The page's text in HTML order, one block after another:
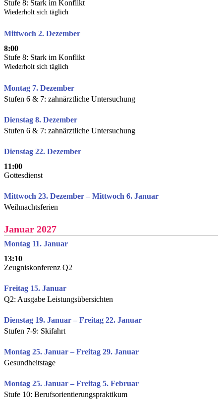
Stufe 8: Stark im Konflikt
Wiederholt sich täglich
Mittwoch 2. Dezember
8:00
Stufe 8: Stark im Konflikt
Wiederholt sich täglich
Montag 7. Dezember
Stufen 6 & 7: zahnärztliche Untersuchung
Dienstag 8. Dezember
Stufen 6 & 7: zahnärztliche Untersuchung
Dienstag 22. Dezember
11:00
Gottesdienst
Mittwoch 23. Dezember – Mittwoch 6. Januar
Weihnachtsferien
Januar 2027
Montag 11. Januar
13:10
Zeugniskonferenz Q2
Freitag 15. Januar
Q2: Ausgabe Leistungsübersichten
Dienstag 19. Januar – Freitag 22. Januar
Stufen 7-9: Skifahrt
Montag 25. Januar – Freitag 29. Januar
Gesundheitstage
Montag 25. Januar – Freitag 5. Februar
Stufe 10: Berufsorientierungspraktikum